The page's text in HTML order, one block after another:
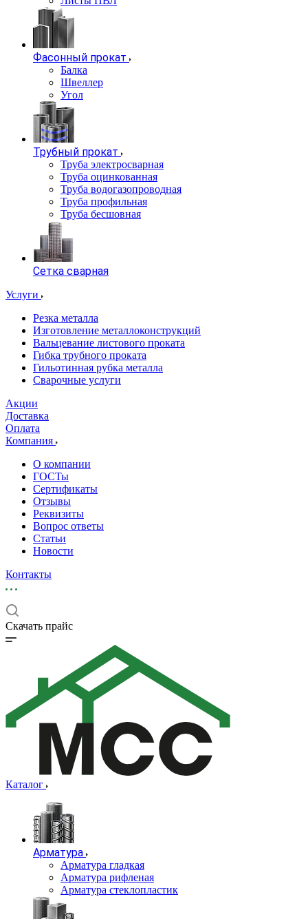
Фасонный прокат
Балка
Швеллер
Угол
Трубный прокат
Труба электросварная
Труба оцинкованная
Труба водогазопроводная
Труба профильная
Труба бесшовная
Сетка сварная
Услуги
Резка металла
Изготовление металлоконструкций
Вальцевание листового проката
Гибка трубного проката
Гильотинная рубка металла
Сварочные услуги
Акции
Доставка
Оплата
Компания
О компании
ГОСТы
Сертификаты
Отзывы
Реквизиты
Вопрос ответы
Статьи
Новости
Контакты
Скачать прайс
Каталог
Арматура
Арматура гладкая
Арматура рифленая
Арматура стеклопластик